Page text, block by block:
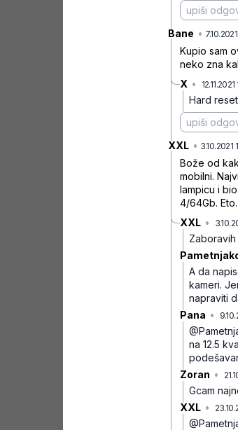
Bane •
Kupio sam
neko zna
X •
Hard reset
XXL • 3.10.2021
Bože od
mobilni.
lampicu i
4/64Gb. Eto.
XXL •
Zaboravih
A da
kameri.
napraviti
Pana •
na 12.5
Zoran •
Gcam
XXL •